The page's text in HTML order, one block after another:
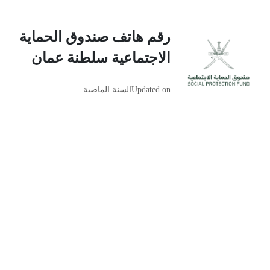
رقم هاتف صندوق الحماية
الاجتماعية سلطنة عمان
Updated on السنة الماضية